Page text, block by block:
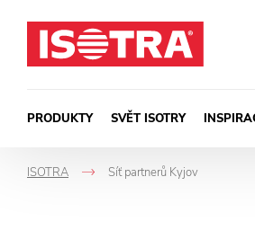
PRODUKTY SVĚT ISOTRY
ISOTRA Síť partnerů Kyjov